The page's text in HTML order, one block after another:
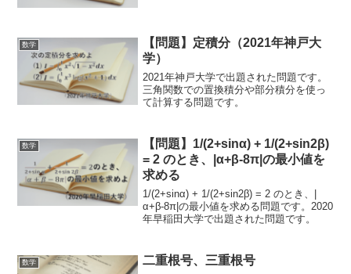
数学
【問題】定積分（2021年神戸大
学）
2021年神戸大学で出題された問題です。
三角関数での置換積分や部分積分を使っ
て計算する問題です。
数学
【問題】1/(2+sinα) + 1/(2+sin2β)
= 2 のとき、|α+β-8π|の最小値を
求める
1/(2+sinα) + 1/(2+sin2β) = 2 のとき、|
α+β-8π|の最小値を求める問題です。2020
年早稲田大学で出題された問題です。
数学 二重根号、三重根号